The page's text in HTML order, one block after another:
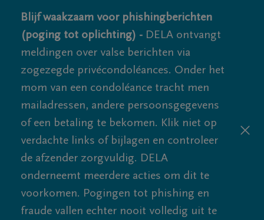
Blijf waakzaam voor phishingberichten
(poging tot oplichting) - DELA ontvangt
meldingen over valse berichten via
zogezegde privécondoléances. Onder het
mom van een condoléance tracht men
mailadressen, andere persoonsgegevens
of een betaling te bekomen. Klik niet op
verdachte links of bijlagen en controleer
de afzender zorgvuldig. DELA
onderneemt meerdere acties om dit te
voorkomen. Pogingen tot phishing en
fraude vallen echter nooit volledig uit te